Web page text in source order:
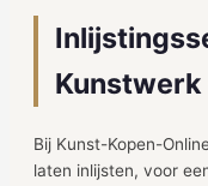
Bij Kunst-Kopen-
laten inlijsten, voor